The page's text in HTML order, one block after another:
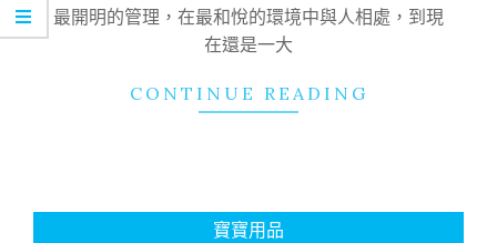
最開明的管理，在最和悅的環境中與人相處，到現
在還是一大
CONTINUE READING
寶寶用品